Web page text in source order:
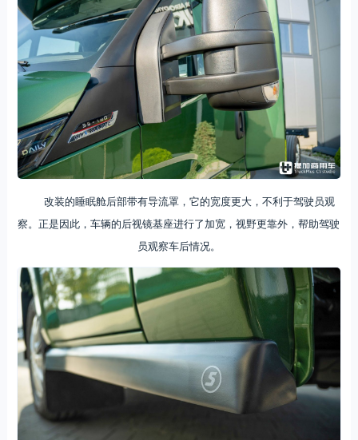
改装的睡眠舱后部带有导流罩，它的宽度更大，不利于驾驶员观
察。正是因此，车辆的后视镜基座进行了加宽，视野更靠外，帮助驾驶
员观察车后情况。